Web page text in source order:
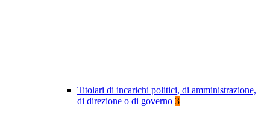
Titolari di incarichi politici, di amministrazione,
di direzione o di governo 3